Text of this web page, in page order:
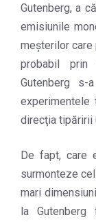
Gutenberg, a
emisiunile
meşterilor care
probabil
Gutenberg
direcţia tipăririi
De fapt, care
surmonteze
mari
la Gutenberg